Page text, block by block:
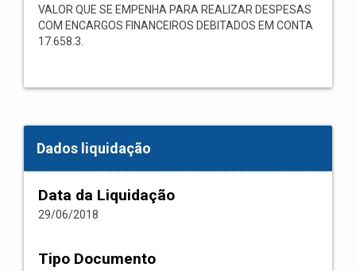
VALOR QUE SE EMPENHA PARA REALIZAR DESPESAS
COM ENCARGOS FINANCEIROS DEBITADOS EM CONTA
17.658.3.
Dados liquidação
Data da Liquidação
29/06/2018
Tipo Documento